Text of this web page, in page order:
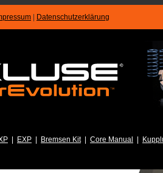
Datenschutzerklärung
EXP Bremsen Kit| Core Manual